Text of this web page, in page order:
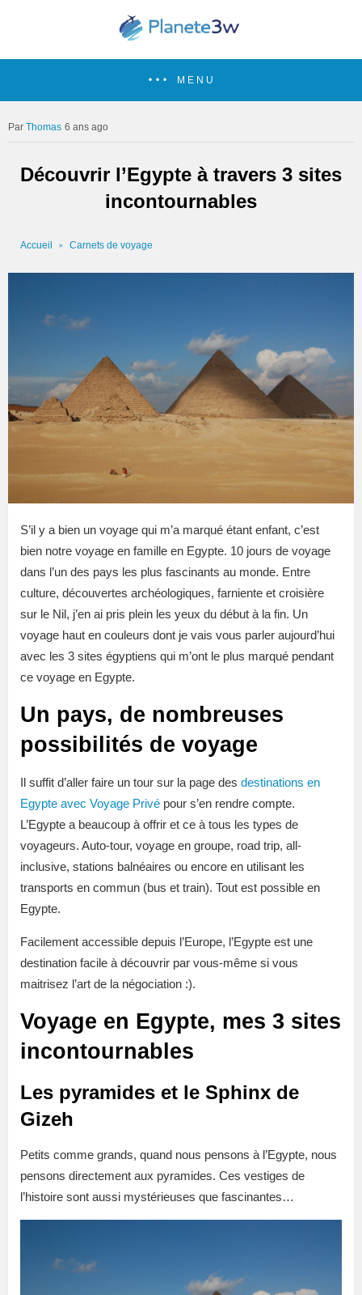
MENU
Thomas 6 ans ago
Découvrir l’Egypte à travers 3 sites
incontournables
Accueil Carnets de voyage
S’il y a bien un voyage qui m’a marqué étant enfant, c’est
bien notre voyage en famille en Egypte. 10 jours de voyage
dans l’un des pays les plus fascinants au monde. Entre
culture, découvertes archéologiques, farniente et croisière
sur le Nil, j’en ai pris plein les yeux du début à la fin. Un
voyage haut en couleurs dont je vais vous parler aujourd’hui
avec les 3 sites égyptiens qui m’ont le plus marqué pendant
ce voyage en Egypte.
Un pays, de nombreuses
possibilités de voyage
Il suffit d’aller faire un tour sur la page des destinations en
Egypte avec Voyage Privé pour s’en rendre compte.
L’Egypte a beaucoup à offrir et ce à tous les types de
voyageurs. Auto-tour, voyage en groupe, road trip, all-
inclusive, stations balnéaires ou encore en utilisant les
transports en commun (bus et train). Tout est possible en
Egypte.
Facilement accessible depuis l’Europe, l’Egypte est une
destination facile à découvrir par vous-même si vous
maitrisez l’art de la négociation :).
Voyage en Egypte, mes 3 sites
incontournables
Les pyramides et le Sphinx de
Gizeh
Petits comme grands, quand nous pensons à l’Egypte, nous
pensons directement aux pyramides. Ces vestiges de
l’histoire sont aussi mystérieuses que fascinantes…